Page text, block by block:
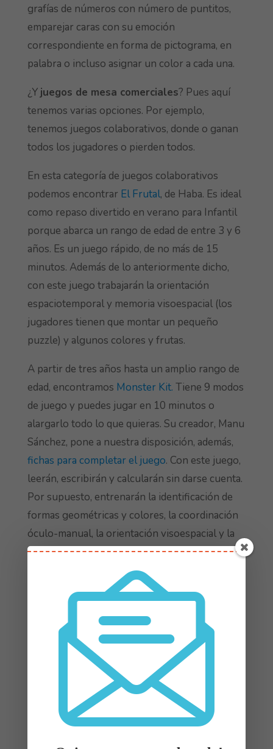
grafías de números con número de puntitos,
emparejar caras con su emoción
correspondiente en forma de pictograma, en
palabra o incluso asignar un color a cada una.
¿Y juegos de mesa comerciales? Pues aquí
tenemos varias opciones. Por ejemplo,
tenemos juegos colaborativos, donde o ganan
todos los jugadores o pierden todos.
En esta categoría de juegos colaborativos
podemos encontrar El Frutal, de Haba. Es ideal
como repaso divertido en verano para Infantil
porque abarca un rango de edad de entre 3 y 6
años. Es un juego rápido, de no más de 15
minutos. Además de lo anteriormente dicho,
con este juego trabajarán la orientación
espaciotemporal y memoria visoespacial (los
jugadores tienen que montar un pequeño
puzzle) y algunos colores y frutas.
A partir de tres años hasta un amplio rango de
edad, encontramos Monster Kit. Tiene 9 modos
de juego y puedes jugar en 10 minutos o
alargarlo todo lo que quieras. Su creador, Manu
Sánchez, pone a nuestra disposición, además,
fichas para completar el juego. Con este juego,
leerán, escribirán y calcularán sin darse cuenta.
Por supuesto, entrenarán la identificación de
formas geométricas y colores, la coordinación
óculo-manual, la orientación visoespacial y la
lateralidad. Es otra joya disponible.
El propio Manu Sánchez nos regala desde su
web un juego paraaprender inglés en
. Solo hay que descargarlo y
ponerlo en práctica.
Repaso en actividades cotidianas
Ya que presumiblemente pasaremos bastante
tiempo con nuestros hijos, podemos
aprovechar las actividades cotidianas para